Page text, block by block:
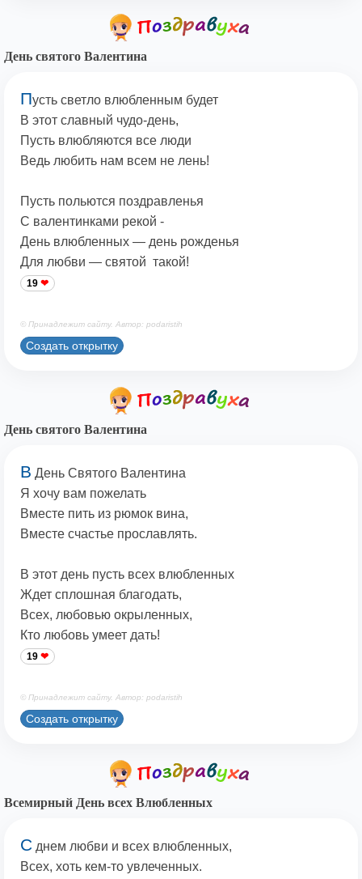
День святого Валентина
Пусть светло влюбленным будет
В этот славный чудо-день,
Пусть влюбляются все люди
Ведь любить нам всем не лень!
Пусть польются поздравленья
С валентинками рекой -
День влюбленных — день рожденья
Для любви — святой такой!
19
© Принадлежит сайту. Автор: podaristih
Создать открытку
День святого Валентина
В День Святого Валентина
Я хочу вам пожелать
Вместе пить из рюмок вина,
Вместе счастье прославлять.
В этот день пусть всех влюбленных
Ждет сплошная благодать,
Всех, любовью окрыленных,
Кто любовь умеет дать!
19
© Принадлежит сайту. Автор: podaristih
Создать открытку
Всемирный День всех Влюбленных
С днем любви и всех влюбленных,
Всех, хоть кем-то увлеченных.